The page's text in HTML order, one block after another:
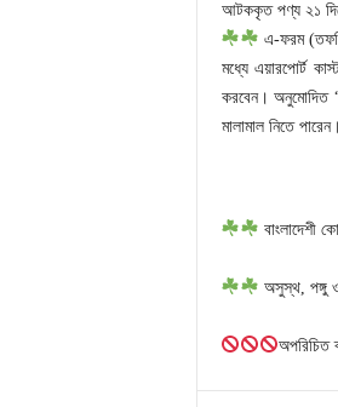
আটককৃত পণ্য ২১
এ-ফরম
মধ্যে এয়ারপোর্ট
করবেন। অনুমোদিত
মালামাল নিতে পারেন।
বাংলাদেশী
অসুস্থ, পঙ্গু ও
অপরিচিত